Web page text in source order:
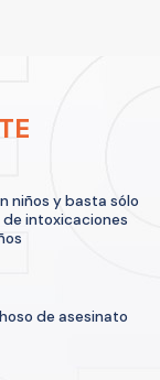
niños y basta sólo
intoxicaciones
de asesinato